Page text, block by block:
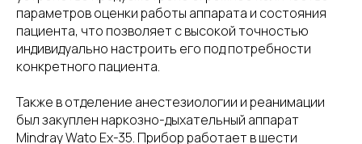
параметров оценки работы аппарата и состояния
пациента, что позволяет с высокой точностью
индивидуально настроить его под потребности
конкретного пациента.
Также в отделение анестезиологии и реанимации
был закуплен наркозно-дыхательный аппарат
Mindray Wato Ex-35. Прибор работает в шести